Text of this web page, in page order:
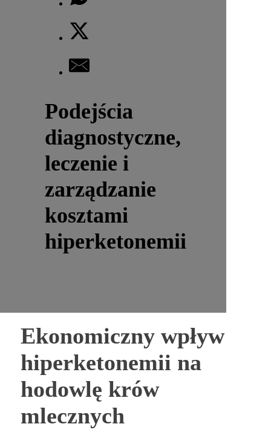
Podejścia
diagnostyczne,
leczenie i
zarządzanie
kosztami
hiperketonemii
Ekonomiczny wpływ
hiperketonemii na
hodowlę krów
mlecznych